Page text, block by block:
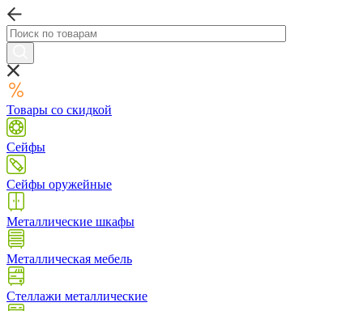
Товары со скидкой
Сейфы
Сейфы оружейные
Металлические шкафы
Металлическая мебель
Стеллажи металлические